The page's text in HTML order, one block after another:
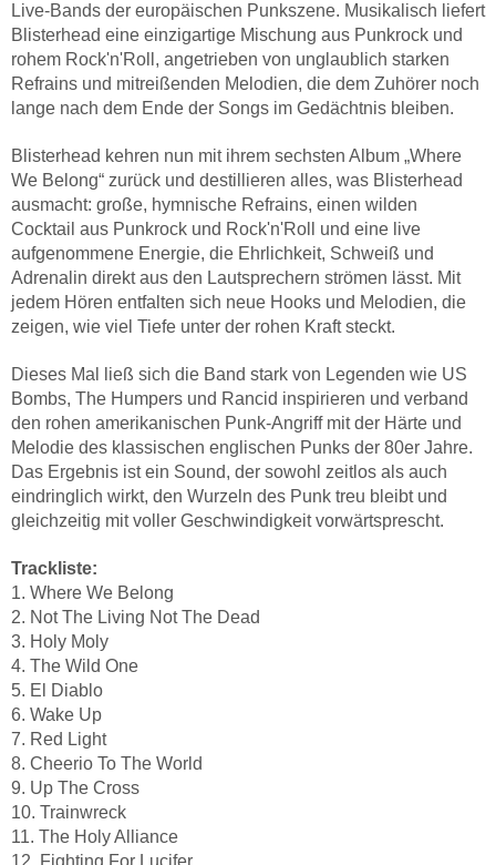
Live-Bands der europäischen Punkszene. Musikalisch liefert
Blisterhead eine einzigartige Mischung aus Punkrock und
rohem Rock'n'Roll, angetrieben von unglaublich starken
Refrains und mitreißenden Melodien, die dem Zuhörer noch
lange nach dem Ende der Songs im Gedächtnis bleiben.
Blisterhead kehren nun mit ihrem sechsten Album „Where
We Belong“ zurück und destillieren alles, was Blisterhead
ausmacht: große, hymnische Refrains, einen wilden
Cocktail aus Punkrock und Rock'n'Roll und eine live
aufgenommene Energie, die Ehrlichkeit, Schweiß und
Adrenalin direkt aus den Lautsprechern strömen lässt. Mit
jedem Hören entfalten sich neue Hooks und Melodien, die
zeigen, wie viel Tiefe unter der rohen Kraft steckt.
Dieses Mal ließ sich die Band stark von Legenden wie US
Bombs, The Humpers und Rancid inspirieren und verband
den rohen amerikanischen Punk-Angriff mit der Härte und
Melodie des klassischen englischen Punks der 80er Jahre.
Das Ergebnis ist ein Sound, der sowohl zeitlos als auch
eindringlich wirkt, den Wurzeln des Punk treu bleibt und
gleichzeitig mit voller Geschwindigkeit vorwärtsprescht.
Trackliste:
1. Where We Belong
2. Not The Living Not The Dead
3. Holy Moly
4. The Wild One
5. El Diablo
6. Wake Up
7. Red Light
8. Cheerio To The World
9. Up The Cross
10. Trainwreck
11. The Holy Alliance